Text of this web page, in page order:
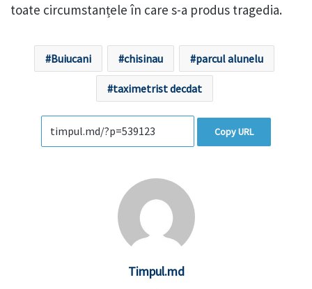
toate circumstanțele în care s-a produs tragedia.
Buiucani chisinau parcul alunelu
taximetrist decdat
Copy URL
Timpul.md